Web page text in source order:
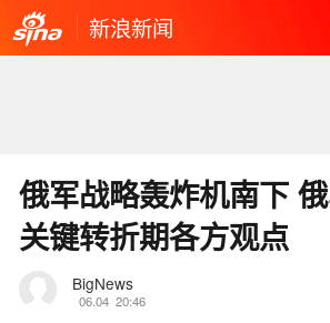
新浪新闻
俄军战略轰炸机南下
关键转折期各方观点
BigNews
06.04 20:46